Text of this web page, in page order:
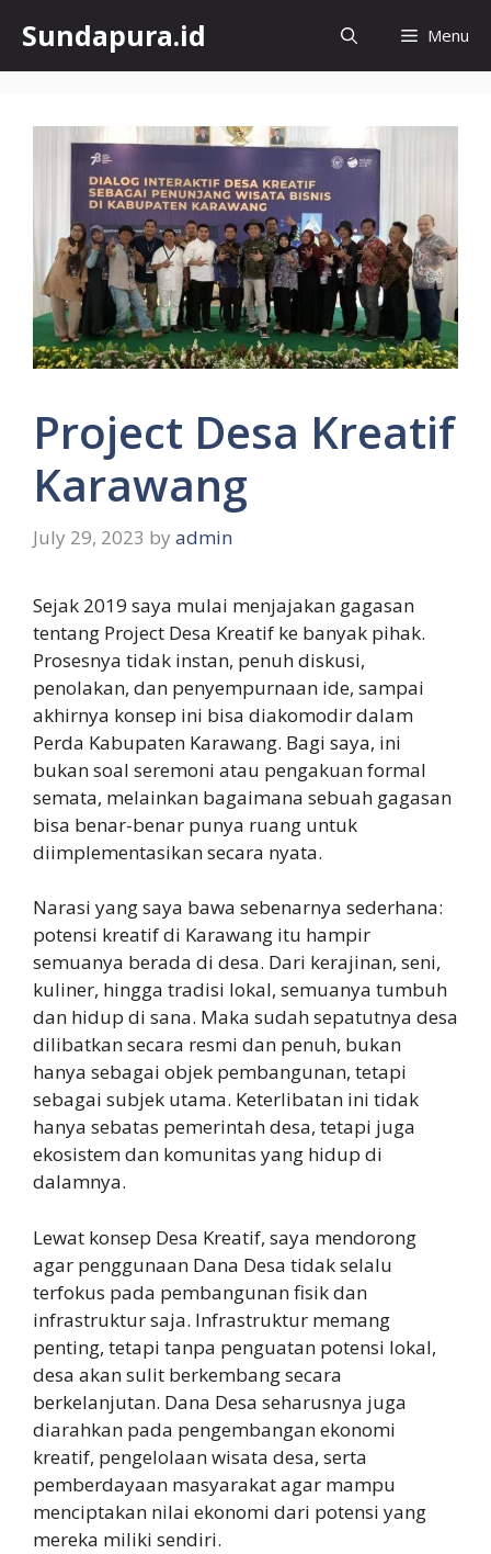
content
Sundapura.id Menu
Project Desa Kreatif
Karawang
July 29, 2023 by admin
Sejak 2019 saya mulai menjajakan gagasan
tentang Project Desa Kreatif ke banyak pihak.
Prosesnya tidak instan, penuh diskusi,
penolakan, dan penyempurnaan ide, sampai
akhirnya konsep ini bisa diakomodir dalam
Perda Kabupaten Karawang. Bagi saya, ini
bukan soal seremoni atau pengakuan formal
semata, melainkan bagaimana sebuah gagasan
bisa benar-benar punya ruang untuk
diimplementasikan secara nyata.
Narasi yang saya bawa sebenarnya sederhana:
potensi kreatif di Karawang itu hampir
semuanya berada di desa. Dari kerajinan, seni,
kuliner, hingga tradisi lokal, semuanya tumbuh
dan hidup di sana. Maka sudah sepatutnya desa
dilibatkan secara resmi dan penuh, bukan
hanya sebagai objek pembangunan, tetapi
sebagai subjek utama. Keterlibatan ini tidak
hanya sebatas pemerintah desa, tetapi juga
ekosistem dan komunitas yang hidup di
dalamnya.
Lewat konsep Desa Kreatif, saya mendorong
agar penggunaan Dana Desa tidak selalu
terfokus pada pembangunan fisik dan
infrastruktur saja. Infrastruktur memang
penting, tetapi tanpa penguatan potensi lokal,
desa akan sulit berkembang secara
berkelanjutan. Dana Desa seharusnya juga
diarahkan pada pengembangan ekonomi
kreatif, pengelolaan wisata desa, serta
pemberdayaan masyarakat agar mampu
menciptakan nilai ekonomi dari potensi yang
mereka miliki sendiri.